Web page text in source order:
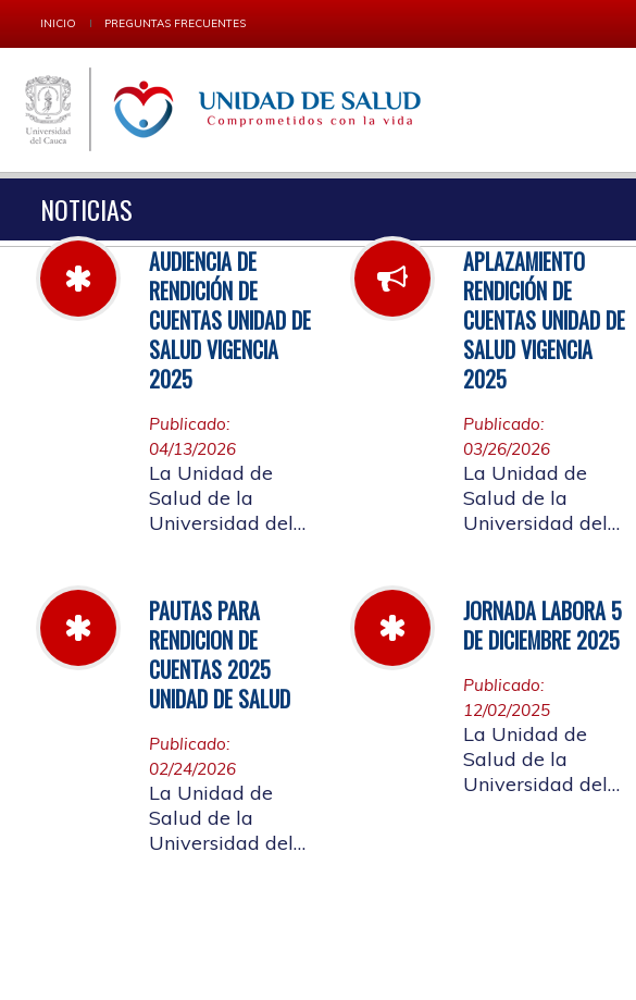
INICIO PREGUNTAS FRECUENTES
NOTICIAS
AUDIENCIA DE
RENDICIÓN DE
CUENTAS UNIDAD DE
SALUD VIGENCIA
2025
Publicado:
04/13/2026
La Unidad de
Salud de la
Universidad del
universitaria y a la
comunidad en
general, las
pautas para la
rendición de
2025.
APLAZAMIENTO
RENDICIÓN DE
CUENTAS UNIDAD DE
SALUD VIGENCIA
2025
Publicado:
03/26/2026
La Unidad de
Salud de la
Universidad del
universitaria
afiliada, y a la
ciudadanía en
general, que se
aplaza el evento
de Rendición de
Cuentas año 2025
PAUTAS PARA
RENDICION DE
CUENTAS 2025
UNIDAD DE SALUD
Publicado:
02/24/2026
La Unidad de
Salud de la
Universidad del
JORNADA LABORA 5
DE DICIEMBRE 2025
Publicado:
12/02/2025
La Unidad de
Salud de la
Universidad del